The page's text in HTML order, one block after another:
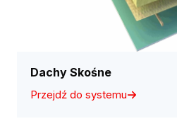
Dachy Skośne
Przejdź do systemu